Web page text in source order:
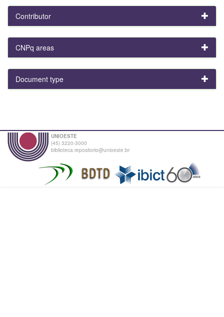
Contributor
CNPq areas
Document type
UNIOESTE
(45) 3220-3000
biblioteca.repositorio@unioeste.br